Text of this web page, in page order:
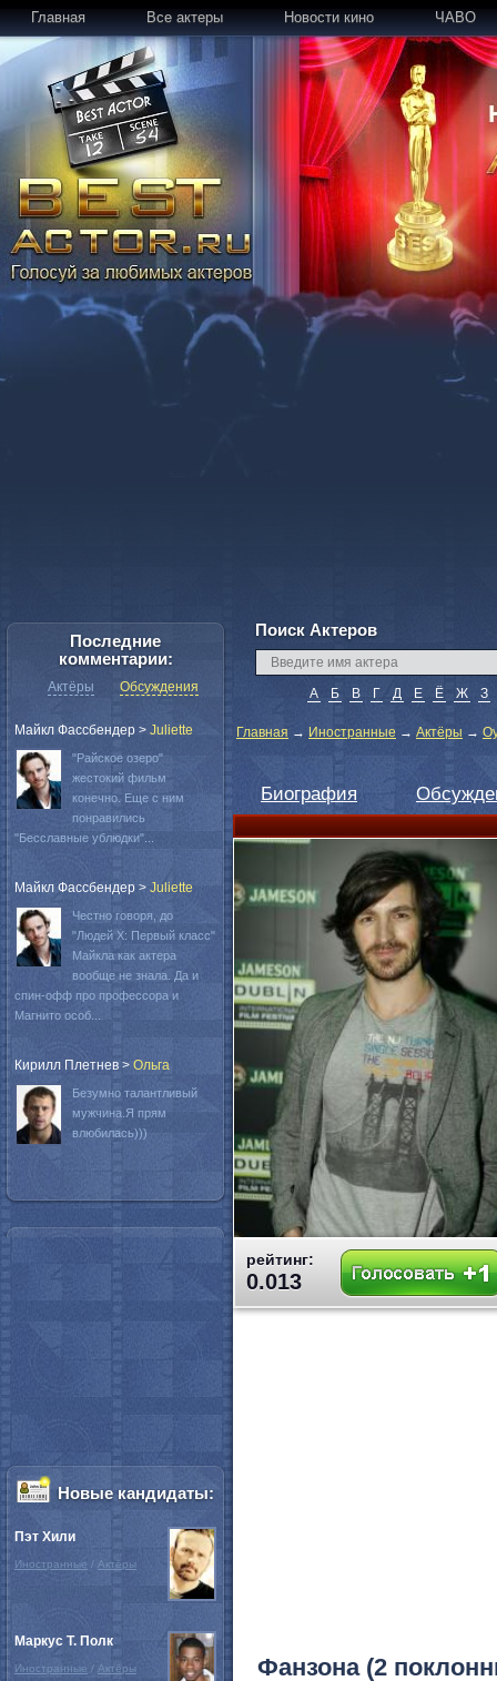
Главная Все актеры Новости кино ЧАВО
Поиск Актеров
А Б В Г Д Е Ё Ж З
Главная → Иностранные → Актёры →
Биография
рейтинг:
0.013
Фанзона (2
Последние
комментарии:
Актёры Обсуждения
Майкл Фассбендер > Juliette
"Райское озеро"
жестокий фильм
конечно. Еще с ним
понравились
"Бесславные ублюдки"...
Майкл Фассбендер > Juliette
Честно говоря, до
"Людей Х: Первый класс"
Майкла как актера
вообще не знала. Да и
спин-офф про профессора и
Магнито особ...
Кирилл Плетнев > Oльга
Безумно талантливый
мужчина.Я прям
влюбилась)))
Новые кандидаты:
Пэт Хили
Иностранные / Актёры
Маркус Т. Полк
Иностранные / Актёры